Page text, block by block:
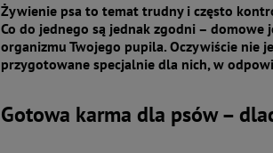
Żywienie psa to temat trudny i często
Co do jednego są jednak zgodni –
organizmu Twojego pupila. Oczywiście nie
przygotowane specjalnie dla nich, w
Gotowa karma dla psów –